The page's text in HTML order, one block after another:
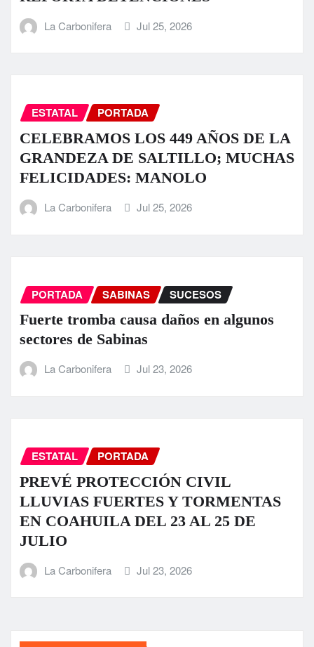
La Carbonifera Jul 25, 2026
ESTATAL PORTADA
CELEBRAMOS LOS 449 AÑOS DE LA
GRANDEZA DE SALTILLO; MUCHAS
FELICIDADES: MANOLO
La Carbonifera Jul 25, 2026
PORTADA SABINAS SUCESOS
Fuerte tromba causa daños en algunos
sectores de Sabinas
La Carbonifera Jul 23, 2026
ESTATAL PORTADA
PREVÉ PROTECCIÓN CIVIL
LLUVIAS FUERTES Y TORMENTAS
EN COAHUILA DEL 23 AL 25 DE
JULIO
La Carbonifera Jul 23, 2026